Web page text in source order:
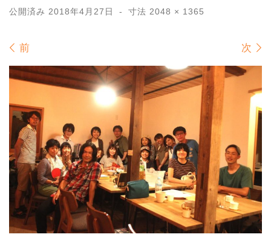
公開済み 2018年4月27日 - 寸法 2048 × 1365
画像ナビゲーション
前 次